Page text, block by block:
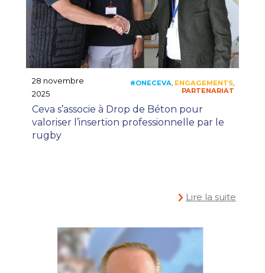
28 novembre
2025
Ceva s’associe à Drop de Béton pour
valoriser l’insertion professionnelle par le
rugby
Lire la suite